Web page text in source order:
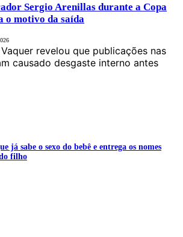
Sergio Arenillas durante a Copa
o motivo da saída
revelou que publicações nas
causado desgaste interno antes
já sabe o sexo do bebê e entrega os nomes
filho